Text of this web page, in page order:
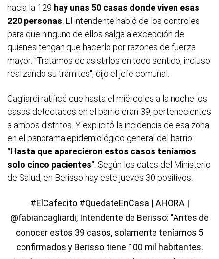
hacia la 129 hay unas 50 casas donde viven esas
220 personas . El intendente habló de los controles
para que ninguno de ellos salga a excepción de
quienes tengan que hacerlo por razones de fuerza
mayor. "Tratamos de asistirlos en todo sentido, incluso
realizando su trámites", dijo el jefe comunal.
Cagliardi ratificó que hasta el miércoles a la noche los
casos detectados en el barrio eran 39, pertenecientes
a ambos distritos. Y explicitó la incidencia de esa zona
en el panorama epidemiológico general del barrio:
"Hasta que aparecieron estos casos teníamos
solo cinco pacientes" . Según los datos del Ministerio
de Salud, en Berisso hay este jueves 30 positivos.
#ElCafecito #QuedateEnCasa | AHORA |
@fabiancagliardi, Intendente de Berisso: "Antes de
conocer estos 39 casos, solamente teníamos 5
confirmados y Berisso tiene 100 mil habitantes.